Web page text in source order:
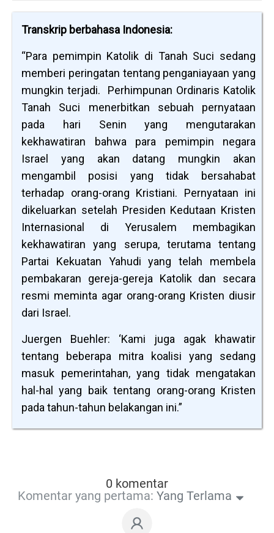
Transkrip berbahasa Indonesia:
“Para pemimpin Katolik di Tanah Suci sedang
memberi peringatan tentang penganiayaan yang
mungkin terjadi. Perhimpunan Ordinaris Katolik
Tanah Suci menerbitkan sebuah pernyataan
pada hari Senin yang mengutarakan
kekhawatiran bahwa para pemimpin negara
Israel yang akan datang mungkin akan
mengambil posisi yang tidak bersahabat
terhadap orang-orang Kristiani. Pernyataan ini
dikeluarkan setelah Presiden Kedutaan Kristen
Internasional di Yerusalem membagikan
kekhawatiran yang serupa, terutama tentang
Partai Kekuatan Yahudi yang telah membela
pembakaran gereja-gereja Katolik dan secara
resmi meminta agar orang-orang Kristen diusir
dari Israel.
Juergen Buehler: ‘Kami juga agak khawatir
tentang beberapa mitra koalisi yang sedang
masuk pemerintahan, yang tidak mengatakan
hal-hal yang baik tentang orang-orang Kristen
pada tahun-tahun belakangan ini.”
0 komentar
Komentar yang pertama: Yang Terlama